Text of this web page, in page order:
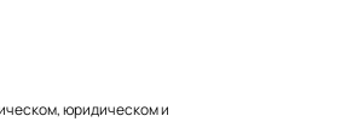
юридическом и